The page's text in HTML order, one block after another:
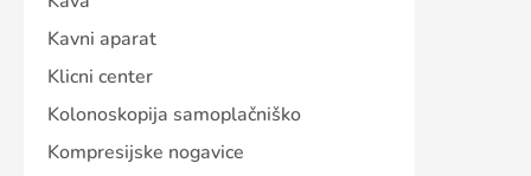
Kavni aparat
Klicni center
Kolonoskopija samoplačniško
Kompresijske nogavice